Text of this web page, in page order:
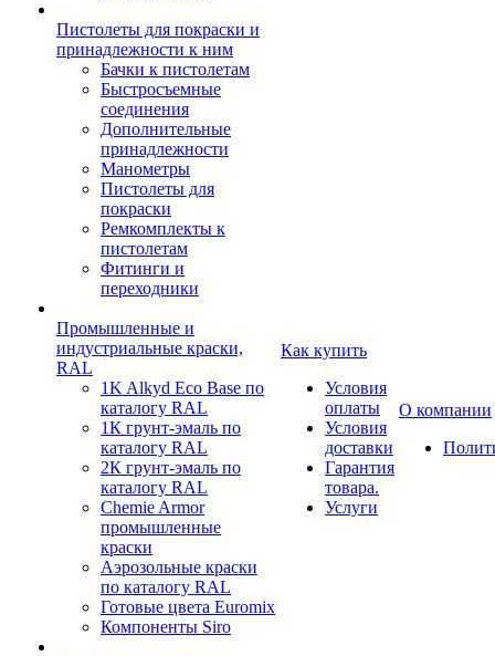
Пистолеты для покраски и
принадлежности к ним
Бачки к пистолетам
Быстросъемные
соединения
Дополнительные
принадлежности
Манометры
Пистолеты для
покраски
Ремкомплекты к
пистолетам
Фитинги и
переходники
Промышленные и
индустриальные краски,
RAL
1K Alkyd Eco Base по
каталогу RAL
1К грунт-эмаль по
каталогу RAL
2К грунт-эмаль по
каталогу RAL
Chemie Armor
промышленные
краски
Аэрозольные краски
по каталогу RAL
Готовые цвета Euromix
Компоненты Siro
Как купить
Условия
оплаты
Условия
доставки
Гарантия
товара.
Услуги
О компании